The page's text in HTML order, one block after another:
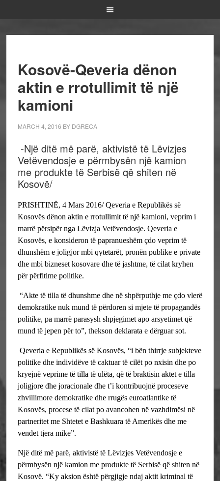
Kosovë-Qeveria dënon
aktin e rrotullimit të një
kamioni
MARCH 4, 2016 BY DGRECA
-Një ditë më parë, aktivistë të Lëvizjes
Vetëvendosje e përmbysën një kamion
me produkte të Serbisë që shiten në
Kosovë/
PRISHTINË, 4 Mars 2016/ Qeveria e Republikës së
Kosovës dënon aktin e rrotullimit të një kamioni, veprim i
marrë përsipër nga Lëvizja Vetëvendosje. Qeveria e
Kosovës, e konsideron të papranueshëm çdo veprim të
dhunshëm e joligjor mbi qytetarët, pronën publike e private
dhe mbi bizneset kosovare dhe të jashtme, të cilat kryhen
për përfitime politike.
“Akte të tilla të dhunshme dhe në shpërputhje me çdo vlerë
demokratike nuk mund të përdoren si mjete të propagandës
politike, pa marrë parasysh shpjegimet apo arsyetimet që
mund të jepen për to”, thekson deklarata e dërguar sot.
Qeveria e Republikës së Kosovës, “i bën thirrje subjekteve
politike dhe individëve të caktuar të cilët po nxisin dhe po
kryejnë veprime të tilla të ulëta, që të braktisin aktet e tilla
joligjore dhe joracionale dhe t’i kontribuojnë proceseve
zhvillimore demokratike dhe rrugës euroatlantike të
Kosovës, procese të cilat po avancohen në vazhdimësi në
partneritet me Shtetet e Bashkuara të Amerikës dhe me
vendet tjera mike”.
Një ditë më parë, aktivistë të Lëvizjes Vetëvendosje e
përmbysën një kamion me produkte të Serbisë që shiten në
Kosovë. “Ky aksion është përgjigje ndaj aktit kriminal të